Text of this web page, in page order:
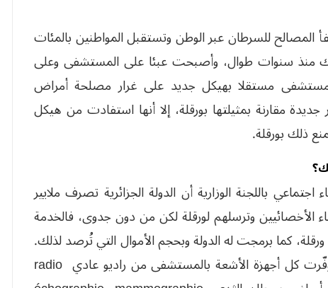
للسرطان عبر الوطن وتستقبل المواطنين بالمئات
منذ سنوات طوال، وأصبحت عبئا على المستشفى وعلى
مستشفى مستقلا بهيكل جديد على غرار مصلحة أمراض
مقارنة بمثيلتها بورقلة، إلا أنها استفادت من هيكل
ذلك بورقلة.
باللجنة الوزارية أن الدولة الجزائرية تصرف ملايير
الأخصائيين وترسلهم لورقلة لكن من دون جدوى، فالخدمة
كما برمجت له الدولة وبحجم الأموال التي تُرصد لذلك.
وهنا أعطي أمثلة على ذلك، الدولة الجزائرية وفّرت كل أجهزة الأشعة بالمستشفى من راديو عادي radio